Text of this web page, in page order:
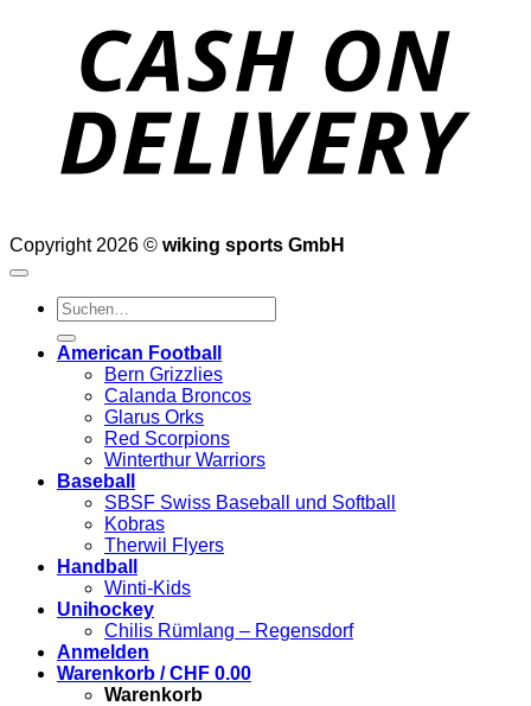
Copyright 2026 © wiking sports GmbH
Suchen
nach:
American Football
Bern Grizzlies
Calanda Broncos
Glarus Orks
Red Scorpions
Winterthur Warriors
Baseball
SBSF Swiss Baseball und Softball
Kobras
Therwil Flyers
Handball
Winti-Kids
Unihockey
Chilis Rümlang – Regensdorf
Anmelden
Warenkorb /CHF 0.00
Warenkorb